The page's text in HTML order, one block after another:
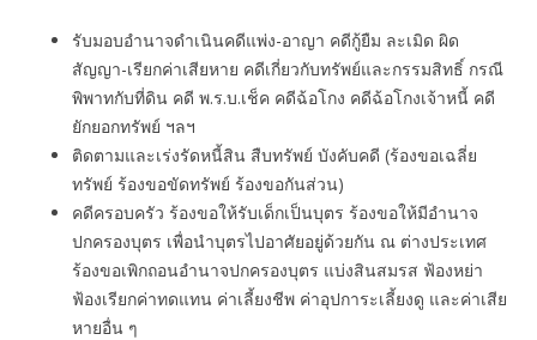
รับมอบอำนาจดำเนินคดีแพ่ง-อาญา คดีกู้ยืม ละเมิด ผิด
สัญญา-เรียกค่าเสียหาย คดีเกี่ยวกับทรัพย์และกรรมสิทธิ์ กรณี
พิพาทกับที่ดิน คดี พ.ร.บ.เช็ค คดีฉ้อโกง คดีฉ้อโกงเจ้าหนี้ คดี
ยักยอกทรัพย์ ฯลฯ
ติดตามและเร่งรัดหนี้สิน สืบทรัพย์ บังคับคดี (ร้องขอเฉลี่ย
ทรัพย์ ร้องขอขัดทรัพย์ ร้องขอกันส่วน)
คดีครอบครัว ร้องขอให้รับเด็กเป็นบุตร ร้องขอให้มีอำนาจ
ปกครองบุตร เพื่อนำบุตรไปอาศัยอยู่ด้วยกัน ณ ต่างประเทศ
ร้องขอเพิกถอนอำนาจปกครองบุตร แบ่งสินสมรส ฟ้องหย่า
ฟ้องเรียกค่าทดแทน ค่าเลี้ยงชีพ ค่าอุปการะเลี้ยงดู และค่าเสีย
หายอื่น ๆ